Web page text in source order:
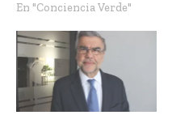
En "Conciencia Verde"